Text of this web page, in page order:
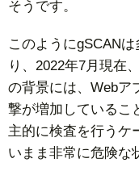
そうです。
このようにgSCAN
り、2022年7月現在
の背景には、Webア
撃が増加しているこ
主的に検査を行うケ
いまま非常に危険な